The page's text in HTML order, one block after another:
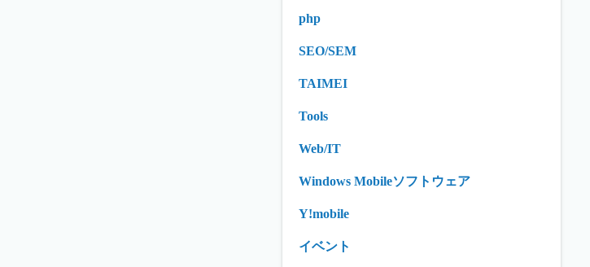
php
SEO/SEM
TAIMEI
Tools
Web/IT
Windows Mobileソフトウェア
Y!mobile
イベント